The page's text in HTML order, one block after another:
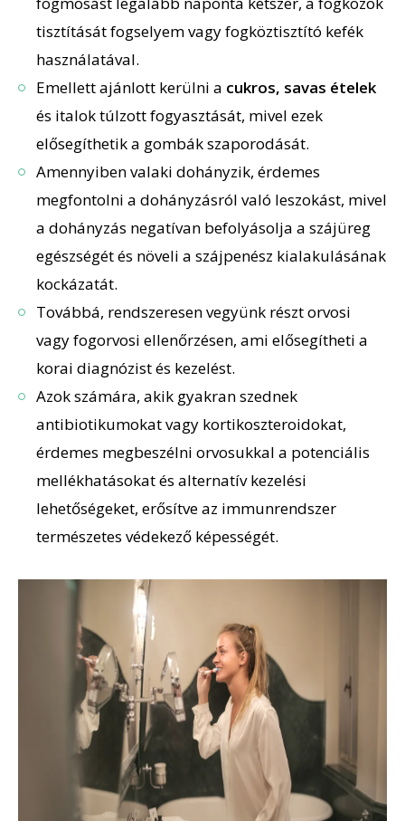
tisztítását fogselyem vagy fogköztisztító kefék
használatával.
Emellett ajánlott kerülni a cukros, savas ételek
és italok túlzott fogyasztását, mivel ezek
elősegíthetik a gombák szaporodását.
Amennyiben valaki dohányzik, érdemes
megfontolni a dohányzásról való leszokást, mivel
a dohányzás negatívan befolyásolja a szájüreg
egészségét és növeli a szájpenész kialakulásának
kockázatát.
Továbbá, rendszeresen vegyünk részt orvosi
vagy fogorvosi ellenőrzésen, ami elősegítheti a
korai diagnózist és kezelést.
Azok számára, akik gyakran szednek
antibiotikumokat vagy kortikoszteroidokat,
érdemes megbeszélni orvosukkal a potenciális
mellékhatásokat és alternatív kezelési
lehetőségeket, erősítve az immunrendszer
természetes védekező képességét.